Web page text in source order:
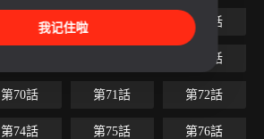
第64話
第68話
第70話 第71話 第72話
第74話 第75話 第76話
我记住啦